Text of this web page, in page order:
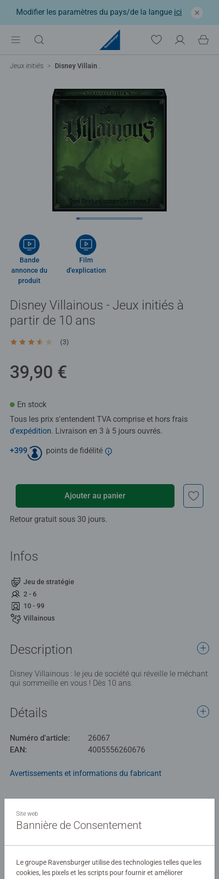
Modifier les paramètres du pays/de la langue ici
Jeux initiés Disney Villainous
Bande
annonce du
produit
Film
d'explication
Disney Villainous - Jeux initiés à
partir de 10 ans
Average rating 3,7 out of 5 stars.
(3)
39,90 €
En stock
Tous les prix s'entendent TVA comprise et hors frais
d'expédition. Livraison en 3 à 5 jours ouvrés.
+399 points de fidélité
Ajouter au panier
Retour gratuit sous 30 jours.
Infos
Jeu de stratégie
2 - 6
10 - 99
Villainous
Description
Disney Villainous : le jeu de société qui réveille le méchant
qui sommeille en vous ! Dès 10 ans.
Détails
Numéro d'article:
26067
EAN:
4005556260676
Avertissements et informations du fabricant
Évaluations (3)
Site web
Bannière de Consentement
Le groupe Ravensburger utilise des technologies telles que les
cookies, les pixels et les scripts pour fournir et améliorer